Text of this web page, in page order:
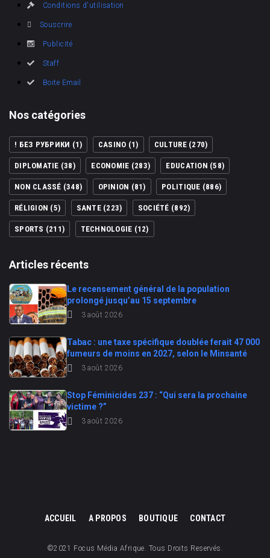
Conditions d'utilisation
Souscrire
Publicité
Staff
Boite Email
Nos catégories
! БЕЗ РУБРИКИ (1) CASINO (1) CULTURE(270)
DIPLOMATIE (38) ECONOMIE (283) EDUCATION (58)
NON CLASSÉ (348) OPINION (81) POLITIQUE (886)
RÉLIGION (5) SANTE(223) SOCIÉTÉ (892)
SPORTS (211) TECHNOLOGIE (12)
Articles récents
Le recensement général de la population
prolongé jusqu’au 15 septembre
3 août 2026
Tabac : une taxe spécifique doublée ferait 47 000
fumeurs de moins en 2027, selon le Minsanté
3 août 2026
Stop Féminicides 237 : “Qui sera la prochaine
victime ?”
3 août 2026
ACCUEIL A PROPOS BOUTIQUE CONTACT
©2021 Focus Média Afrique. Tous Droits Reservés.